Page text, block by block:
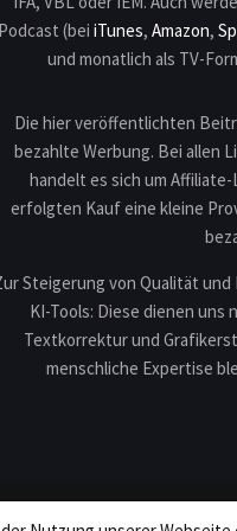
Podcast (bei iTunes, Amazon,
und monatlich als TV-
Die hier veröffentlichten
bezahlte Werbung. Bei allen
handelt es sich um
erfolgten Kauf eine kleine
Steigerung von Qualität
KI-Tools: Diese dienen uns
Textkorrektur und
menschliche Expertise